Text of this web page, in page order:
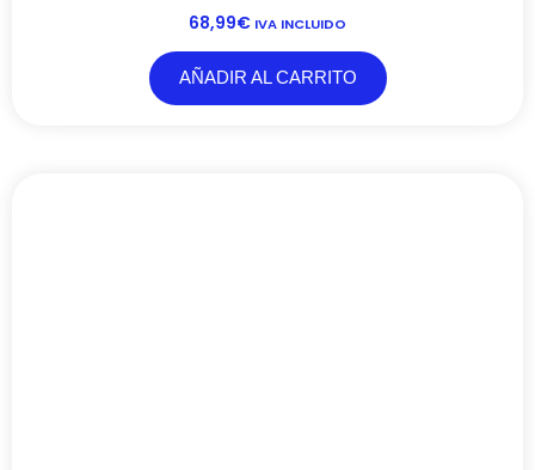
68,99€ IVA INCLUIDO
AÑADIR AL CARRITO